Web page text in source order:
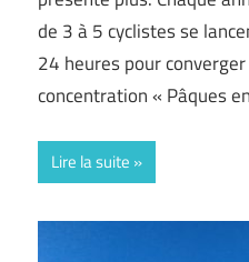
de 3 à 5 cyclistes se
24 heures pour
concentration « Pâques
Lire la suite